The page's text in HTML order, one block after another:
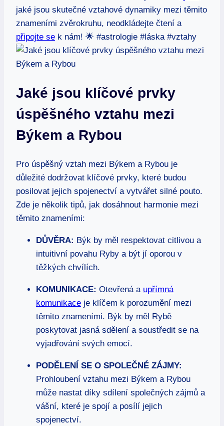
jaké jsou skutečné vztahové dynamiky mezi těmito
znameními zvěrokruhu, neodkládejte čtení a
připojte se k nám! 🌟 #astrologie #láska #vztahy
Jaké jsou klíčové prvky
úspěšného vztahu mezi
Býkem a Rybou
Pro úspěšný vztah mezi Býkem a Rybou je
důležité dodržovat klíčové prvky, které budou
posilovat jejich spojenectví a vytvářet silné pouto.
Zde je několik tipů, jak dosáhnout harmonie mezi
těmito znameními:
DŮVĚRA: Býk by měl respektovat citlivou a
intuitivní povahu Ryby a být jí oporou v
těžkých chvílích.
KOMUNIKACE: Otevřená a upřímná
komunikace je klíčem k porozumění mezi
těmito znameními. Býk by měl Rybě
poskytovat jasná sdělení a soustředit se na
vyjadřování svých emocí.
PODĚLENÍ SE O SPOLEČNÉ ZÁJMY:
Prohloubení vztahu mezi Býkem a Rybou
může nastat díky sdílení společných zájmů a
vášní, které je spojí a posílí jejich
spojenectví.